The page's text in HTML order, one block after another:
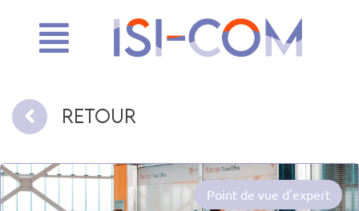
Retour
Point de vue d'expert